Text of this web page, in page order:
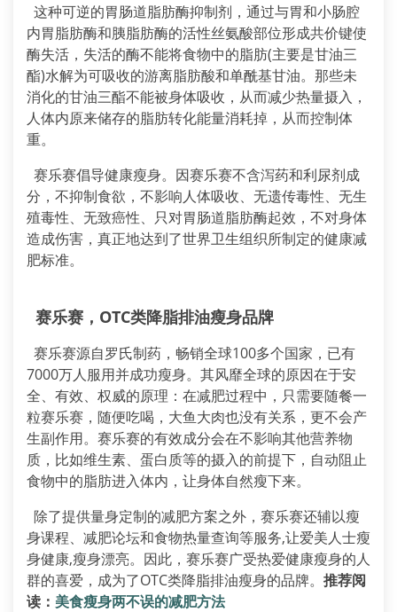
这种可逆的胃肠道脂肪酶抑制剂，通过与胃和小肠腔
内胃脂肪酶和胰脂肪酶的活性丝氨酸部位形成共价键使
酶失活，失活的酶不能将食物中的脂肪(主要是甘油三
酯)水解为可吸收的游离脂肪酸和单酰基甘油。那些未
消化的甘油三酯不能被身体吸收，从而减少热量摄入，
人体内原来储存的脂肪转化能量消耗掉，从而控制体
重。
赛乐赛倡导健康瘦身。因赛乐赛不含泻药和利尿剂成
分，不抑制食欲，不影响人体吸收、无遗传毒性、无生
殖毒性、无致癌性、只对胃肠道脂肪酶起效，不对身体
造成伤害，真正地达到了世界卫生组织所制定的健康减
肥标准。
赛乐赛，OTC类降脂排油瘦身品牌
赛乐赛源自罗氏制药，畅销全球100多个国家，已有
7000万人服用并成功瘦身。其风靡全球的原因在于安
全、有效、权威的原理：在减肥过程中，只需要随餐一
粒赛乐赛，随便吃喝，大鱼大肉也没有关系，更不会产
生副作用。赛乐赛的有效成分会在不影响其他营养物
质，比如维生素、蛋白质等的摄入的前提下，自动阻止
食物中的脂肪进入体内，让身体自然瘦下来。
除了提供量身定制的减肥方案之外，赛乐赛还辅以瘦
身课程、减肥论坛和食物热量查询等服务,让爱美人士瘦
身健康,瘦身漂亮。因此，赛乐赛广受热爱健康瘦身的人
群的喜爱，成为了OTC类降脂排油瘦身的品牌。 推荐阅
读： 美食瘦身两不误的减肥方法